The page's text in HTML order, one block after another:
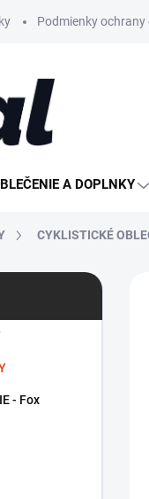
Podmienky
A DOPLNKY
CYKLISTICKÉ
- Fox